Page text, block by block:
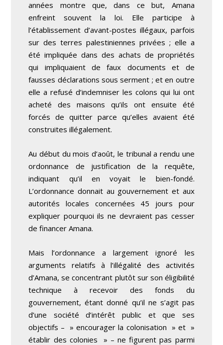
années montre que, dans ce but, Amana
enfreint souvent la loi. Elle participe à
l’établissement d’avant-postes illégaux, parfois
sur des terres palestiniennes privées ; elle a
été impliquée dans des achats de propriétés
qui impliquaient de faux documents et de
fausses déclarations sous serment ; et en outre
elle a refusé d’indemniser les colons qui lui ont
acheté des maisons qu’ils ont ensuite été
forcés de quitter parce qu’elles avaient été
construites illégalement.
Au début du mois d’août, le tribunal a rendu une
ordonnance de justification de la requête,
indiquant qu’il en voyait le bien-fondé.
L’ordonnance donnait au gouvernement et aux
autorités locales concernées 45 jours pour
expliquer pourquoi ils ne devraient pas cesser
de financer Amana.
Mais l’ordonnance a largement ignoré les
arguments relatifs à l’illégalité des activités
d’Amana, se concentrant plutôt sur son éligibilité
technique à recevoir des fonds du
gouvernement, étant donné qu’il ne s’agit pas
d’une société d’intérêt public et que ses
objectifs – » encourager la colonisation » et »
établir des colonies » – ne figurent pas parmi